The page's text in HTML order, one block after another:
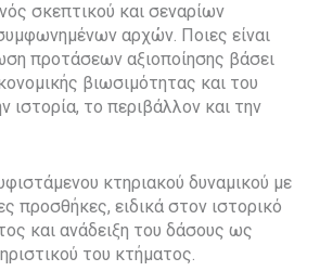
σκεπτικού και σεναρίων
αρχών. Ποιες είναι
προτάσεων αξιοποίησης βάσει
βιωσιμότητας και του
ιστορία, το περιβάλλον και την
κτηριακού δυναμικού με
προσθήκες, ειδικά στον ιστορικό
και ανάδειξη του δάσους ως
του κτήματος.